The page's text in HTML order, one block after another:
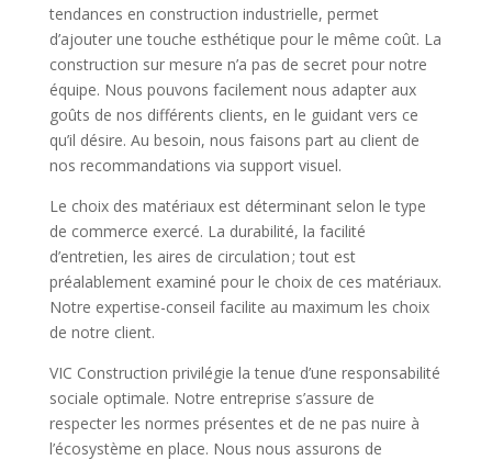
tendances en construction industrielle, permet
d’ajouter une touche esthétique pour le même coût. La
construction sur mesure n’a pas de secret pour notre
équipe. Nous pouvons facilement nous adapter aux
goûts de nos différents clients, en le guidant vers ce
qu’il désire. Au besoin, nous faisons part au client de
nos recommandations via support visuel.
Le choix des matériaux est déterminant selon le type
de commerce exercé. La durabilité, la facilité
d’entretien, les aires de circulation ; tout est
préalablement examiné pour le choix de ces matériaux.
Notre expertise-conseil facilite au maximum les choix
de notre client.
VIC Construction privilégie la tenue d’une responsabilité
sociale optimale. Notre entreprise s’assure de
respecter les normes présentes et de ne pas nuire à
l’écosystème en place. Nous nous assurons de